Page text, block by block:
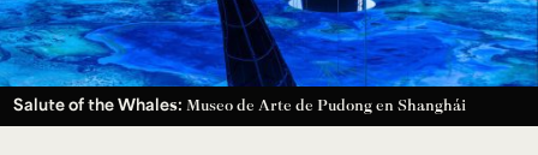
Salute of the Whales: Museo de Arte de Pudong en Shanghái